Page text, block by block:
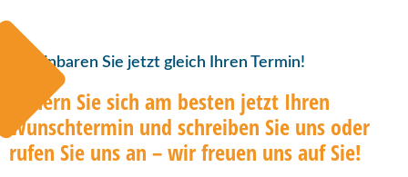
Vereinbaren Sie jetzt gleich Ihren Termin!
Sichern Sie sich am besten jetzt Ihren
Wunschtermin und schreiben Sie uns oder
rufen Sie uns an – wir freuen uns auf Sie!